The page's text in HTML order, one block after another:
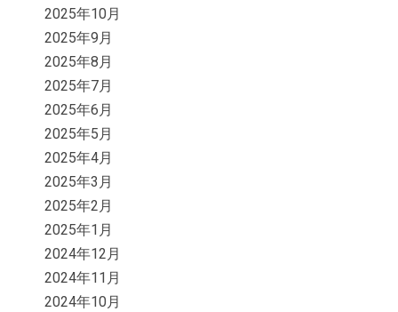
2025年10月
2025年9月
2025年8月
2025年7月
2025年6月
2025年5月
2025年4月
2025年3月
2025年2月
2025年1月
2024年12月
2024年11月
2024年10月